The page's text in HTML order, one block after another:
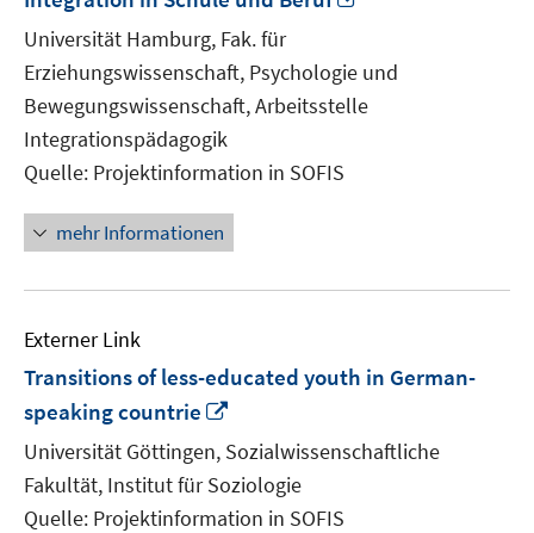
öffnen
Universität Hamburg, Fak. für
Erziehungswissenschaft, Psychologie und
Bewegungswissenschaft, Arbeitsstelle
Integrationspädagogik
Quelle: Projektinformation in SOFIS
mehr Informationen
Externer Link
Transitions of less-educated youth in German-
speaking countrie
neuem
Fenster
öffnen
Universität Göttingen, Sozialwissenschaftliche
Fakultät, Institut für Soziologie
Quelle: Projektinformation in SOFIS